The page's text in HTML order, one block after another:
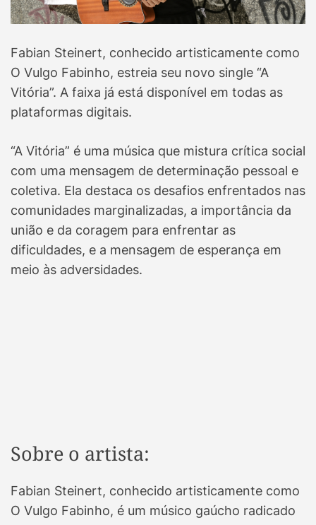
Fabian Steinert, conhecido artisticamente como
O Vulgo Fabinho, estreia seu novo single “A
Vitória”. A faixa já está disponível em todas as
plataformas digitais.
“A Vitória” é uma música que mistura crítica social
com uma mensagem de determinação pessoal e
coletiva. Ela destaca os desafios enfrentados nas
comunidades marginalizadas, a importância da
união e da coragem para enfrentar as
dificuldades, e a mensagem de esperança em
meio às adversidades.
Sobre o artista:
Fabian Steinert, conhecido artisticamente como
O Vulgo Fabinho, é um músico gaúcho radicado